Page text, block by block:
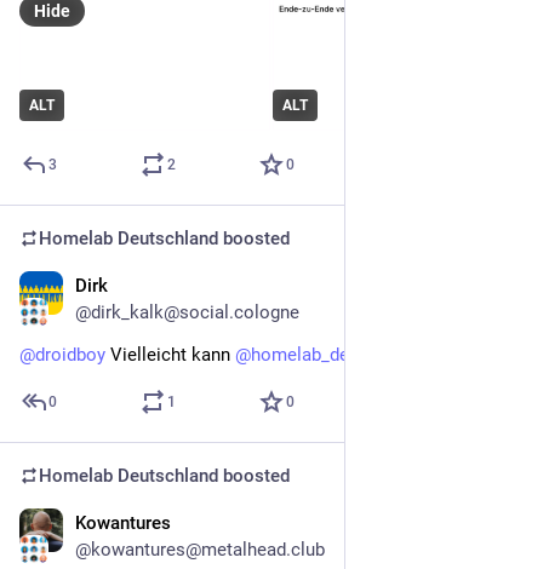
ALT ALT
Hide
3 2 0
Homelab Deutschland boosted
Dirk
@dirk_kalk@social.cologne
@droidboy Vielleicht kann @homelab_de
0 1 0
Homelab Deutschland boosted
Kowantures
@kowantures@metalhead.club